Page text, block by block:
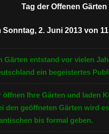
Tag der Offenen Gärten
Sonntag, 2. Juni 2013 von
Gärten entstand vor vielen
ein begeistertes
Ihre Gärten und laden
den geöffneten Gärten wird
bis formal geben.